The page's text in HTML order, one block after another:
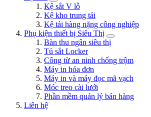
Kệ sắt V lỗ
Kệ kho trung tải
Kệ tải hàng nặng công nghiệp
Phụ kiện thiết bị Siêu Thị
Bàn thu ngân siêu thị
Tủ sắt Locker
Công từ an ninh chống trộm
Máy in hóa đơn
Máy in và máy đọc mã vạch
Móc treo cài lưới
Phần mềm quản lý bán hàng
Liên hệ